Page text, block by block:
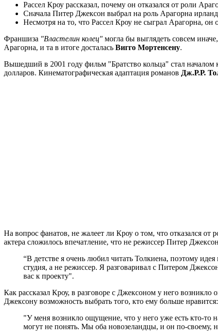
Рассел Кроу рассказал, почему он отказался от роли
Сначала Питер Джексон выбрал на роль Арагорна
Несмотря на то, что Рассел Кроу не сыграл Арагорна,
Франшиза "Властелин колец" могла бы выглядеть совсем
Арагорна, и та в итоге досталась Вигго Мортенсену.
Вышедший в 2001 году фильм "Братство кольца" стал началом
долларов. Кинематографическая адаптация романов Дж.Р.Р.
На вопрос фанатов, не жалеет ли Кроу о том, что отказался
актера сложилось впечатление, что не режиссер Питер
“В детстве я очень любил читать Толкиена, поэтому
студия, а не режиссер. Я разговаривал с Питером
вас к проекту".
Как рассказал Кроу, в разговоре с Джексоном у него
Джексону возможность выбрать того, кто ему больше нравится:
"У меня возникло ощущение, что у него уже есть кто-то
могут не понять. Мы оба новозеландцы, и он по-своему,